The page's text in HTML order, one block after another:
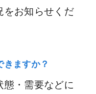
をお知らせくだ
きますか？
態・需要などに